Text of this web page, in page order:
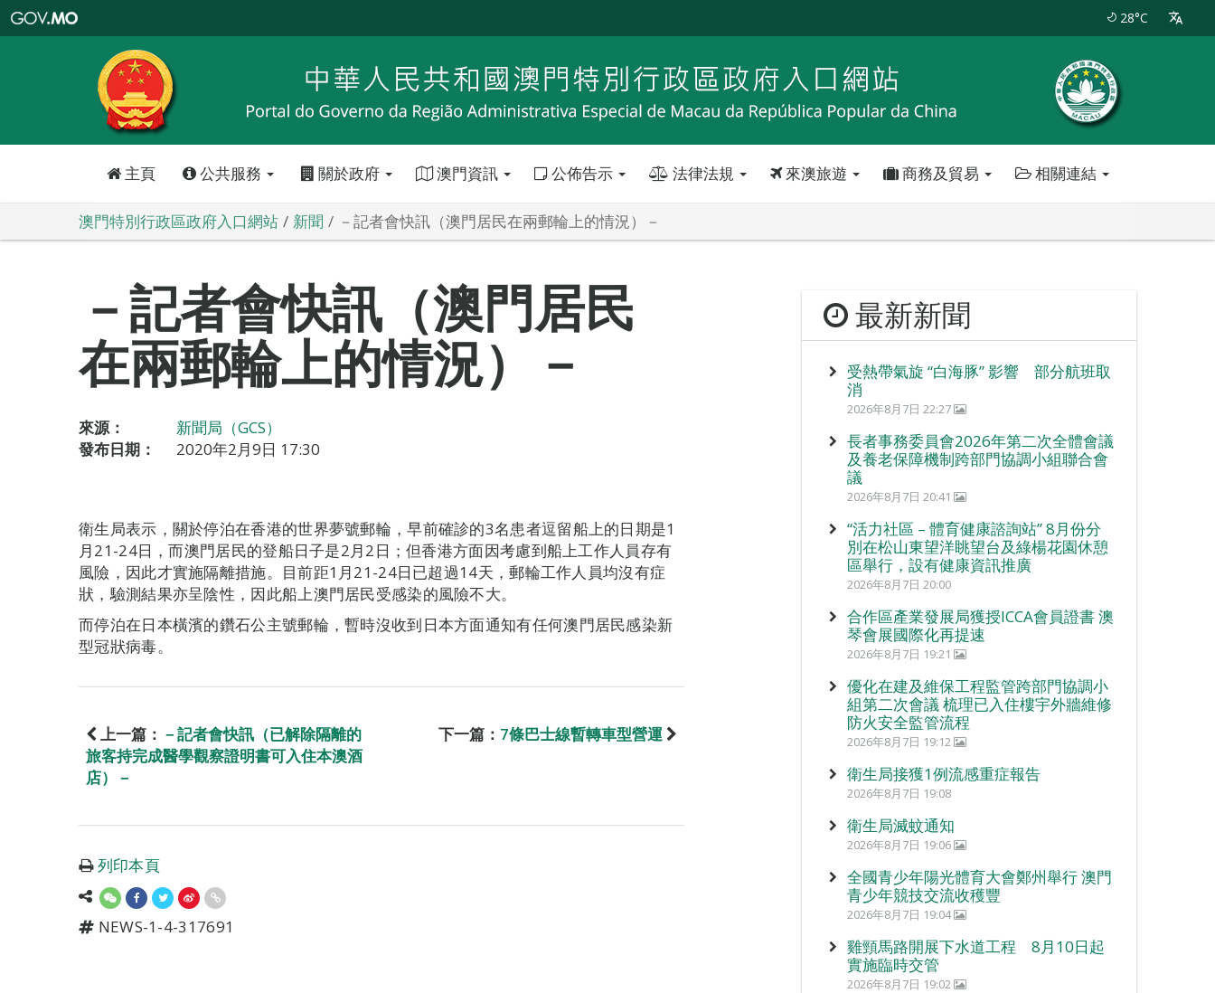
特
政
區
政
口
28°C
主頁 公共服務 關於政府 澳門資訊 公佈告示 法律法規 來澳旅遊 商務及貿易 相關連結
澳門特別行政區政府入口網站 新聞 －記者會快訊（澳門居民在兩郵輪上的情況）－
－記者會快訊（澳門居民
在兩郵輪上的情況）－
來源：
新聞局（GCS）
發布日期：
2020年2月9日 17:30
衛生局表示，關於停泊在香港的世界夢號郵輪，早前確診的3名患者逗留船上的日期是1
月21-24日，而澳門居民的登船日子是2月2日；但香港方面因考慮到船上工作人員存有
風險，因此才實施隔離措施。目前距1月21-24日已超過14天，郵輪工作人員均沒有症
狀，驗測結果亦呈陰性，因此船上澳門居民受感染的風險不大。
而停泊在日本橫濱的鑽石公主號郵輪，暫時沒收到日本方面通知有任何澳門居民感染新
型冠狀病毒。
上一篇： －記者會快訊（已解除隔離的
旅客持完成醫學觀察證明書可入住本澳酒
店）－
下一篇： 7條巴士線暫轉車型營運
列印本頁
NEWS-1-4-317691
最新新聞
受熱帶氣旋 “白海豚” 影響 部分航班取
消
2026年8月7日 22:27
長者事務委員會2026年第二次全體會議
及養老保障機制跨部門協調小組聯合會
議
2026年8月7日 20:41
“活力社區 – 體育健康諮詢站” 8月份分
別在松山東望洋眺望台及綠楊花園休憩
區舉行，設有健康資訊推廣
2026年8月7日 20:00
合作區產業發展局獲授ICCA會員證書 澳
琴會展國際化再提速
2026年8月7日 19:21
優化在建及維保工程監管跨部門協調小
組第二次會議 梳理已入住樓宇外牆維修
防火安全監管流程
2026年8月7日 19:12
衛生局接獲1例流感重症報告
2026年8月7日 19:08
衛生局滅蚊通知
2026年8月7日 19:06
全國青少年陽光體育大會鄭州舉行 澳門
青少年競技交流收穫豐
2026年8月7日 19:04
雞頸馬路開展下水道工程 8月10日起
實施臨時交管
2026年8月7日 19:02